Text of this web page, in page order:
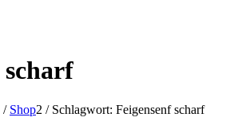
scharf
/ Shop2 / Schlagwort: Feigensenf scharf